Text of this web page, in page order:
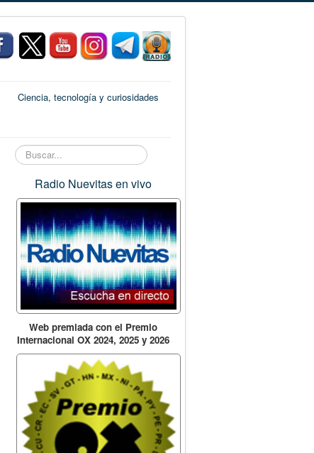
Ciencia, tecnología y curiosidades
Buscar...
Radio Nuevitas en vivo
Web premiada con el Premio
Internacional OX 2024, 2025 y 2026